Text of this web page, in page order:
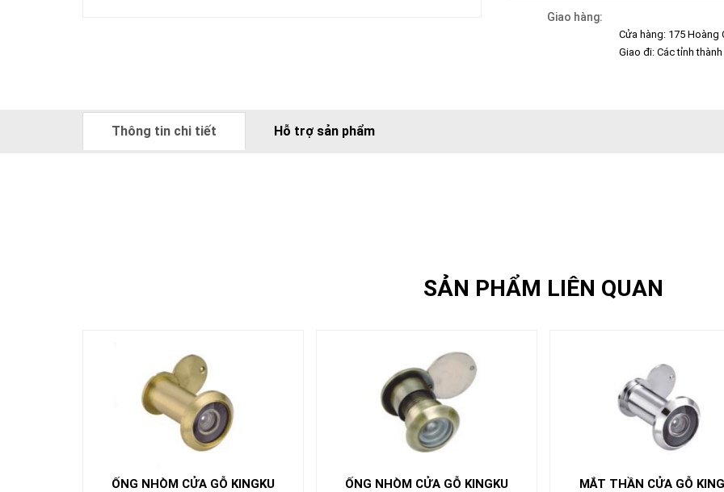
Giao hàng:
Cửa hàng: 175 Hoàng
Giao đi: Các tỉnh thành
Thông tin chi tiết Hỗ trợ sản phẩm
SẢN PHẨM LIÊN QUAN
ỐNG NHÒM CỬA GỖ KINGKU
ỐNG NHÒM CỬA GỖ KINGKU
MẮT THẦN CỬA GỖ